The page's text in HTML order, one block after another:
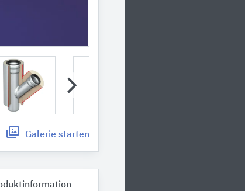
Galerie starten